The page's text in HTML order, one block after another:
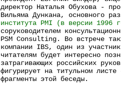
директор Наталья Обухова -
Вильяма Дункана, основного
института PMI (в версии 1996
соруководителем
PSM Consulting. Во встрече
компании IBS, один из
читателям будет интересно
затрагивающих российских
фигурирует на титульном
фрагменты этой беседы.